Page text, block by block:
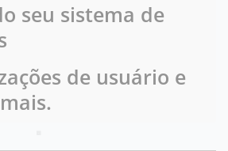
seu sistema de
de usuário e